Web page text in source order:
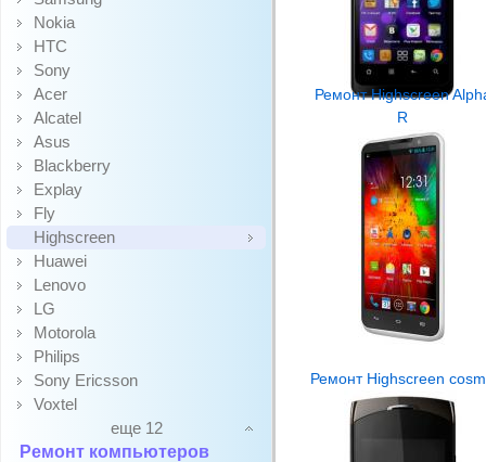
Nokia
HTC
Sony
Acer
Alcatel
Asus
Blackberry
Explay
Fly
Highscreen
Huawei
Lenovo
LG
Motorola
Philips
Sony Ericsson
Voxtel
еще 12
Ремонт компьютеров
Ремонт Highscreen
R
Ремонт Highscreen